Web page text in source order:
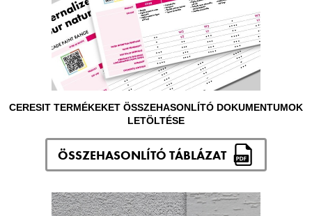
CERESIT TERMÉKEKET ÖSSZEHASONLÍTÓ DOKUMENTUMOK
LETÖLTÉSE
ÖSSZEHASONLÍTÓ TÁBLÁZAT